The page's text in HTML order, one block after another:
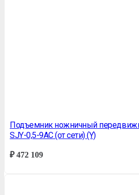
Подъемник ножничный
SJY-0,5-9AC (от сети) (Y)
₽472 109